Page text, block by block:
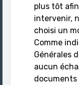
plus tôt
intervenir,
choisi un
Comme
Générales
aucun